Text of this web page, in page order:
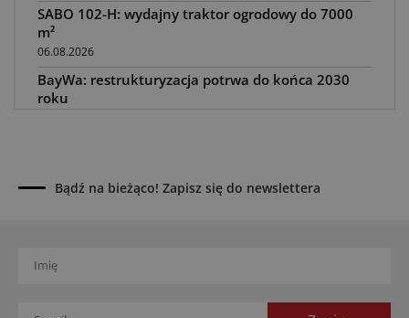
SABO 102-H: wydajny traktor ogrodowy do 7000
m²
06.08.2026
BayWa: restrukturyzacja potrwa do końca 2030
roku
04.08.2026
03.08.2026
bijakowe
Bądź na bieżąco! Zapisz się do newslettera